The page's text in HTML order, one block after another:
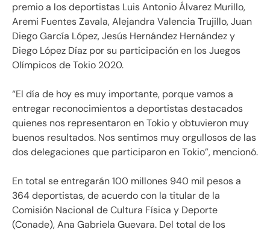
premio a los deportistas Luis Antonio Álvarez Murillo,
Aremi Fuentes Zavala, Alejandra Valencia Trujillo, Juan
Diego García López, Jesús Hernández Hernández y
Diego López Díaz por su participación en los Juegos
Olímpicos de Tokio 2020.
“El día de hoy es muy importante, porque vamos a
entregar reconocimientos a deportistas destacados
quienes nos representaron en Tokio y obtuvieron muy
buenos resultados. Nos sentimos muy orgullosos de las
dos delegaciones que participaron en Tokio”, mencionó.
En total se entregarán100 millones 940 mil pesos a
364 deportistas, de acuerdo con la titular de la
Comisión Nacional de Cultura Física y Deporte
(Conade),Ana Gabriela Guevara. Del total de los